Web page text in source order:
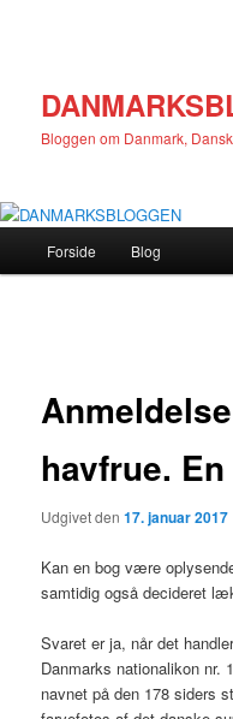
Bloggen om Danmark,
Forside Blog
havfrue.
Udgivet den17. januar 2017
Kan en bog være
samtidig også decideret
Svaret er ja, når det
Danmarks nationalikon nr.
navnet på den 178 siders